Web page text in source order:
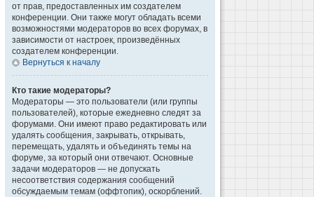
от прав, предоставленных им создателем
конференции. Они также могут обладать всеми
возможностями модераторов во всех форумах, в
зависимости от настроек, произведённых
создателем конференции.
Вернуться к началу
Кто такие модераторы?
Модераторы — это пользователи (или группы
пользователей), которые ежедневно следят за
форумами. Они имеют право редактировать или
удалять сообщения, закрывать, открывать,
перемещать, удалять и объединять темы на
форуме, за который они отвечают. Основные
задачи модераторов — не допускать
несоответствия содержания сообщений
обсуждаемым темам (оффтопик), оскорблений.